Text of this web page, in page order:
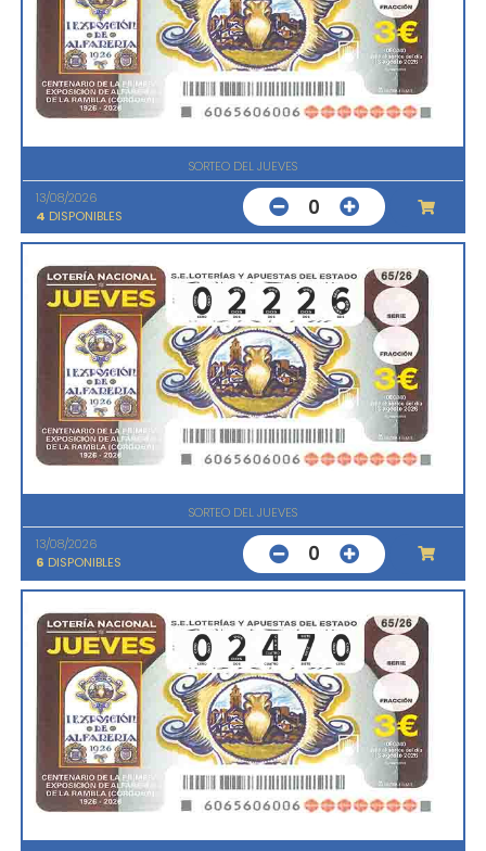
SORTEO DEL JUEVES
13/08/2026
4 DISPONIBLES 0
SORTEO DEL JUEVES
13/08/2026
6 DISPONIBLES 0